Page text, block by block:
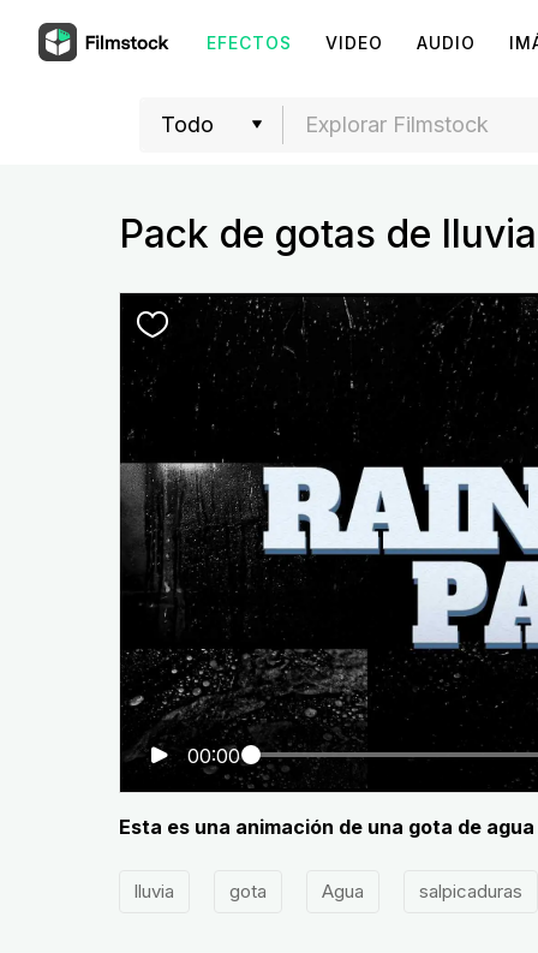
EFECTOS VIDEO AUDIO
Pack de gotas de lluvia
00:00
Esta es una animación de una gota de agua
lluvia gota Agua salpicaduras